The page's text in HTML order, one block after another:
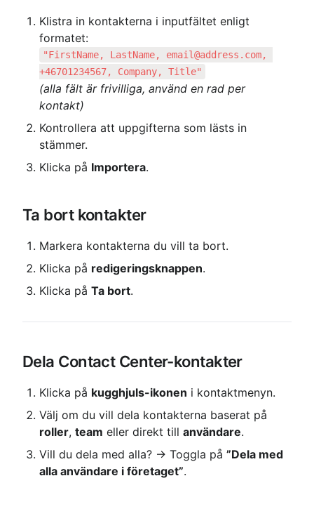
Klistra in kontakterna i inputfältet enligt
"FirstName, LastName, email@address.com,
(alla fält är frivilliga, använd en rad per
kontakt)
Kontrollera att uppgifterna som lästs in
stämmer.
Klicka på Importera.
Ta bort kontakter
Markera kontakterna du vill ta bort.
Klicka på redigeringsknappen.
Klicka på Ta bort.
Dela Contact Center-kontakter
Klicka på kugghjuls-ikonen i kontaktmenyn.
Välj om du vill dela kontakterna baserat på
roller, team eller direkt till användare.
Vill du dela med alla? → Toggla på ”Dela med
alla användare i företaget”.